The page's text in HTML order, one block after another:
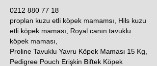
0212 880 77 18
proplan kuzu etli köpek mamamsı, Hils kuzu
etli köpek maması, Royal canın tavuklu
köpek maması,
Proline Tavuklu Yavru Köpek Maması 15 Kg,
Pedigree Pouch Erişkin Biftek Köpek